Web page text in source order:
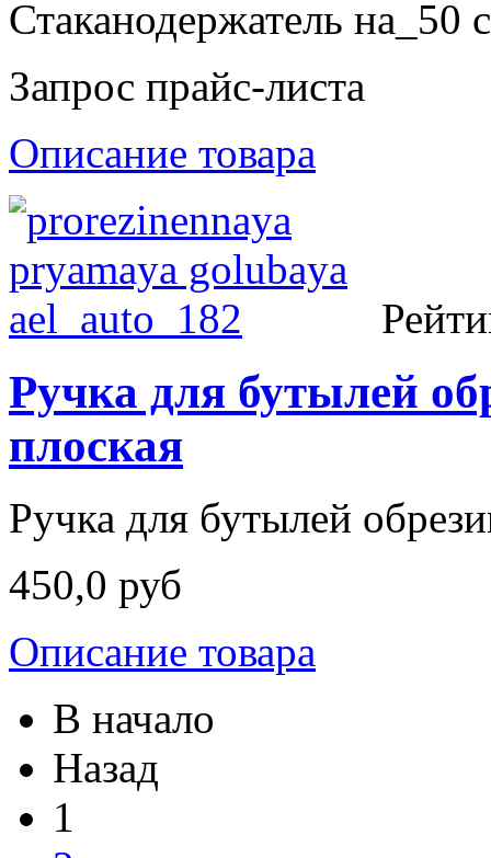
Стаканодержатель на_50
Запрос прайс-листа
Описание товара
Ручка для бутылей
плоская
Ручка для бутылей
450,0 руб
Описание товара
В начало
Назад
1